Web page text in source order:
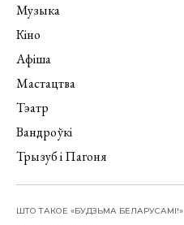
Музыка
Кіно
Афіша
Мастацтва
Тэатр
Вандроўкі
Трызуб і Пагоня
ШТО ТАКОЕ «БУДЗЬМА БЕЛАРУСАМІ!»